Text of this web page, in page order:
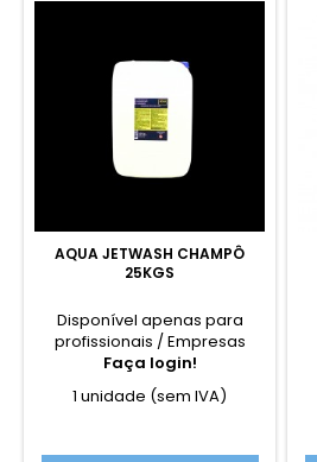
AQUA JETWASH CHAMPÔ
25KGS
Disponível apenas para
profissionais / Empresas
Faça login!
1 unidade (sem IVA)